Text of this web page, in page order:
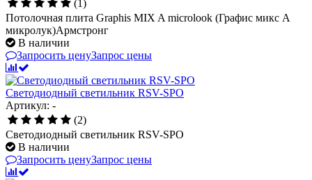
(1)
Потолочная плита Graphis MIX A microlook (Графис микс А
микролук)Армстронг
В наличии
Запросить ценуЗапрос цены
Светодиодный светильник RSV-SPO
Артикул: -
(2)
Светодиодный светильник RSV-SPO
В наличии
Запросить ценуЗапрос цены